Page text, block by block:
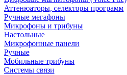
Аттенюаторы, селекторы программ
Ручные мегафоны
Микрофоны и трибуны
Настольные
Микрофонные панели
Ручные
Мобильные трибуны
Системы связи